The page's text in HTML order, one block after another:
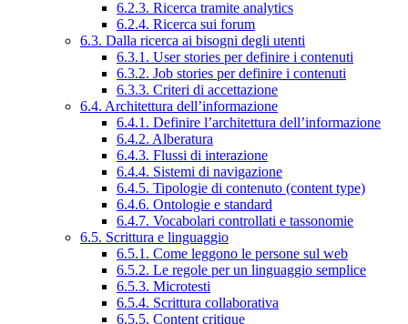
6.2.3. Ricerca tramite analytics
6.2.4. Ricerca sui forum
6.3. Dalla ricerca ai bisogni degli utenti
6.3.1. User stories per definire i contenuti
6.3.2. Job stories per definire i contenuti
6.3.3. Criteri di accettazione
6.4. Architettura dell’informazione
6.4.1. Definire l’architettura dell’informazione
6.4.2. Alberatura
6.4.3. Flussi di interazione
6.4.4. Sistemi di navigazione
6.4.5. Tipologie di contenuto (content type)
6.4.6. Ontologie e standard
6.4.7. Vocabolari controllati e tassonomie
6.5. Scrittura e linguaggio
6.5.1. Come leggono le persone sul web
6.5.2. Le regole per un linguaggio semplice
6.5.3. Microtesti
6.5.4. Scrittura collaborativa
6.5.5. Content critique